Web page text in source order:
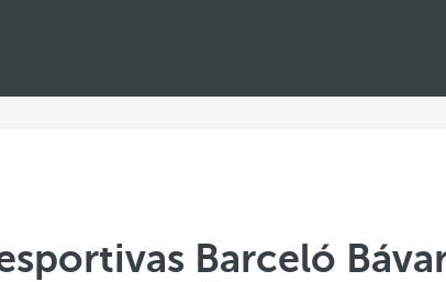
Barceló